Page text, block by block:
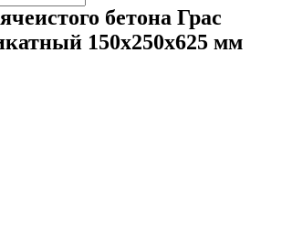
бетона Грас
150х250х625 мм